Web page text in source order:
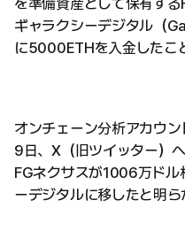
ギャラクシーデジタル（
に5000ETHを入金したこ
オンチェーン分析アカウ
9日、X（旧ツイッター）へ
FGネクサスが1006万ド
ーデジタルに移したと明ら